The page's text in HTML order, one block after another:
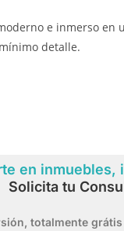
e inmerso
detalle.
en inmuebles,
Solicita tu
totalmente grátis